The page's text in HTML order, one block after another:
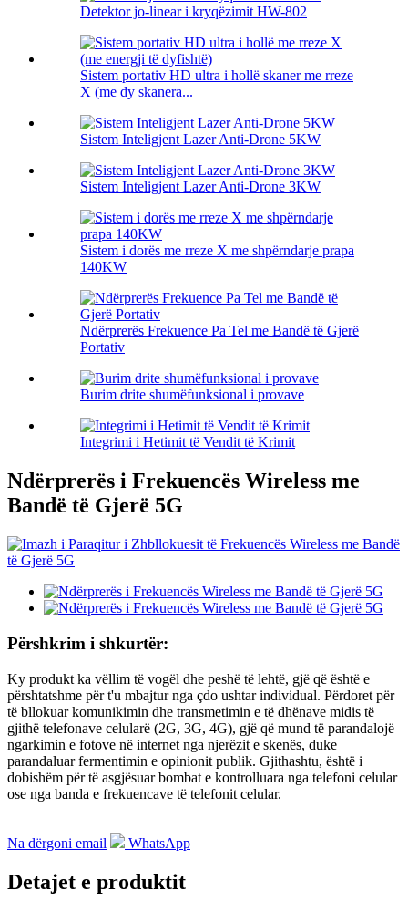
Detektor jo-linear i kryqëzimit HW-802
Sistem portativ HD ultra i hollë skaner me rreze
X (me dy skanera...
Sistem Inteligjent Lazer Anti-Drone 5KW
Sistem Inteligjent Lazer Anti-Drone 3KW
Sistem i dorës me rreze X me shpërndarje prapa
140KW
Ndërprerës Frekuence Pa Tel me Bandë të Gjerë
Portativ
Burim drite shumëfunksional i provave
Integrimi i Hetimit të Vendit të Krimit
Ndërprerës i Frekuencës Wireless me
Bandë të Gjerë 5G
Përshkrim i shkurtër:
Ky produkt ka vëllim të vogël dhe peshë të lehtë, gjë që është e
përshtatshme për t'u mbajtur nga çdo ushtar individual. Përdoret për
të bllokuar komunikimin dhe transmetimin e të dhënave midis të
gjithë telefonave celularë (2G, 3G, 4G), gjë që mund të parandalojë
ngarkimin e fotove në internet nga njerëzit e skenës, duke
parandaluar fermentimin e opinionit publik. Gjithashtu, është i
dobishëm për të asgjësuar bombat e kontrolluara nga telefoni celular
ose nga banda e frekuencave të telefonit celular.
Na dërgoni email WhatsApp
Detajet e produktit